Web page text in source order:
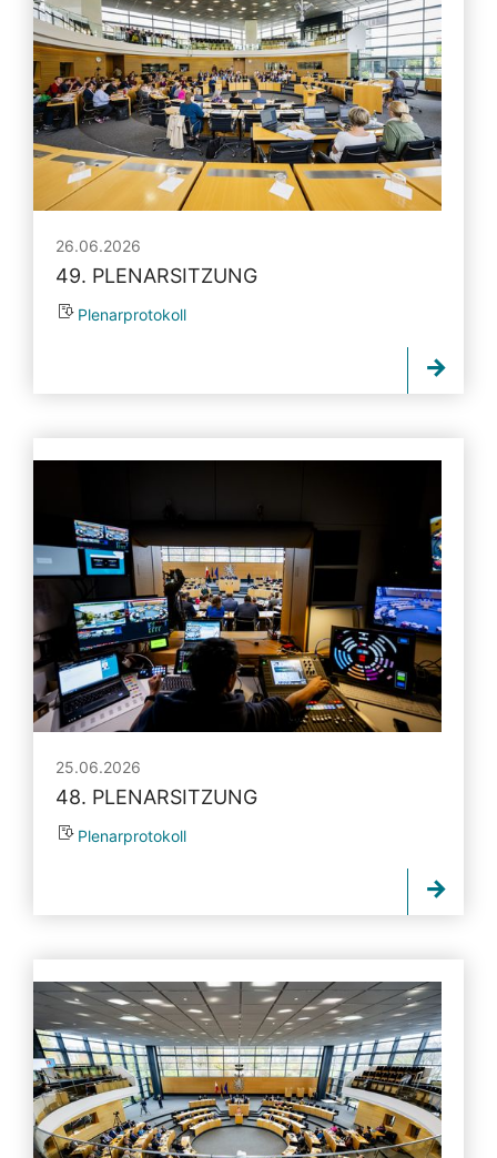
26.06.2026
49. PLENARSITZUNG
Plenarprotokoll
25.06.2026
48. PLENARSITZUNG
Plenarprotokoll